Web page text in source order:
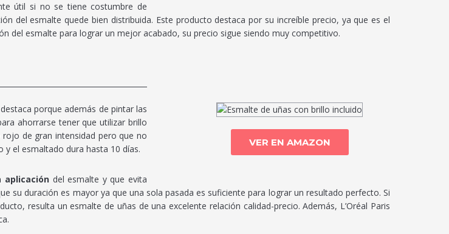
útil si no se tiene costumbre de
del esmalte quede bien distribuida. Este producto destaca por su increíble precio, ya que es el
del esmalte para lograr un mejor acabado, su precio sigue siendo muy competitivo.
VER EN AMAZON
porque además de pintar las
ahorrarse tener que utilizar brillo
de gran intensidad pero que no
y el esmaltado dura hasta 10 días.
aplicación del esmalte y que evita
su duración es mayor ya que una sola pasada es suficiente para lograr un resultado perfecto. Si
resulta un esmalte de uñas de una excelente relación calidad-precio. Además, L’Oréal Paris